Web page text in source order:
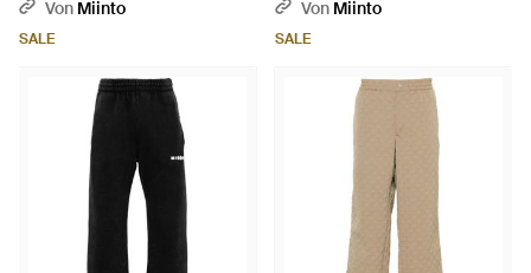
Von Miinto
SALE
Von Miinto
SALE